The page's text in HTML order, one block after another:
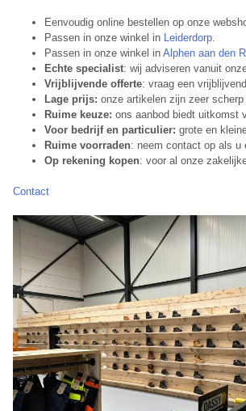
Eenvoudig online bestellen op onze
Passen in onze winkel in Leiderdorp
Passen in onze winkel in Alphen aan den
Echte specialist: wij adviseren vanuit
Vrijblijvende offerte: vraag een
Lage prijs: onze artikelen zijn zeer scherp
Ruime keuze: ons aanbod biedt uitkomst
Voor bedrijf en particulier: grote en
Ruime voorraden: neem contact op als u
Op rekening kopen: voor al onze
Contact